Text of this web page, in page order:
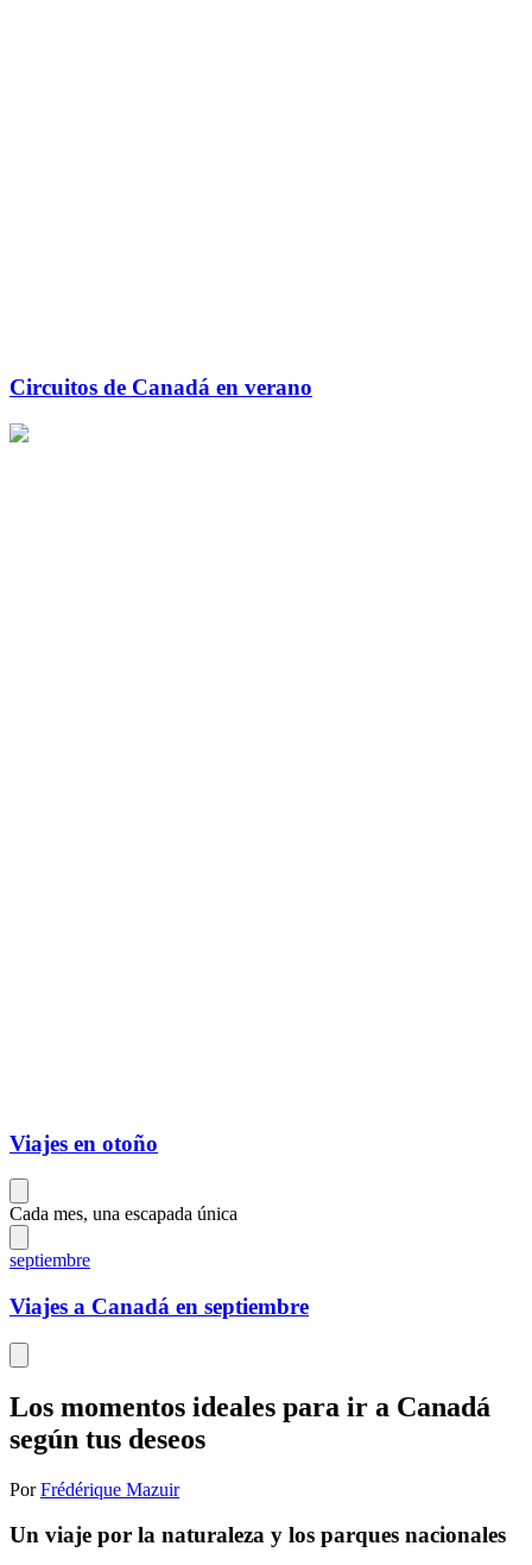
Circuitos de Canadá en verano
Viajes en otoño
Cada mes, una escapada única
septiembre
Viajes a Canadá en septiembre
Los momentos ideales para ir a Canadá
según tus deseos
PorFrédérique Mazuir
Un viaje por la naturaleza y los parques nacionales